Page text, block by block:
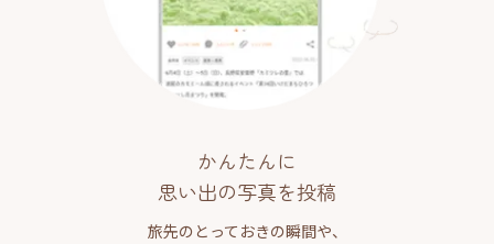
かんたんに
思い出の写真を投稿
旅先のとっておきの瞬間や、